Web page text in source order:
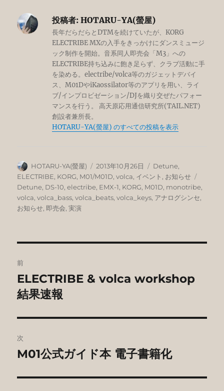
投稿者: HOTARU-YA(螢屋)
長年だらだらとDTMを続けていたが、KORG
ELECTRIBE MXの入手をきっかけにダンスミュージ
ック制作を開始。音系同人即売会「M3」への
ELECTRIBE持ち込みに飽き足らず、クラブ活動に手
を染める。electribe/volca等のガジェットデバイ
ス、M01DやiKaossilator等のアプリを用い、ライ
ブ/インプロビゼーション/DJを織り交ぜたパフォー
マンスを行う。 高天原応用通信研究所(TAIL.NET)
創設者兼所長。
HOTARU-YA(螢屋) のすべての投稿を表示
投
稿
者
HOTARU-YA(螢屋)
投
稿
日:
2013年10月26日
カ
テ
ゴ
リ
Detune,
ELECTRIBE, KORG, M01/M01D,volca, イベント , お知らせ
グ
Detune, DS-10,electribe, EMX-1, KORG, M01D, monotribe,
volca,volca_bass,volca_beats,volca_keys, アナログシンセ,
お知らせ, 即売会,実演
稿
ナ
ビ
ゲ
ー
シ
前
前
の
稿:
ELECTRIBE & volca workshop
結果速報
次
次
投
M01公式ガイド本 電子書籍化